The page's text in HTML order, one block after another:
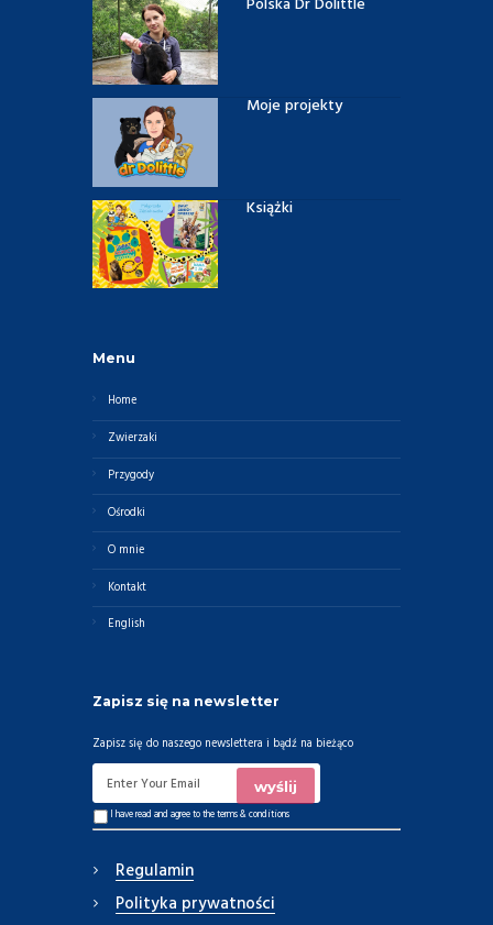
Moje projekty
Książki
Menu
Home
Zwierzaki
Przygody
Ośrodki
O mnie
Kontakt
English
Zapisz się na newsletter
Zapisz się do naszego newslettera i bądź na bieżąco
I have read and agree to theterms & conditions
Regulamin
Polityka prywatności